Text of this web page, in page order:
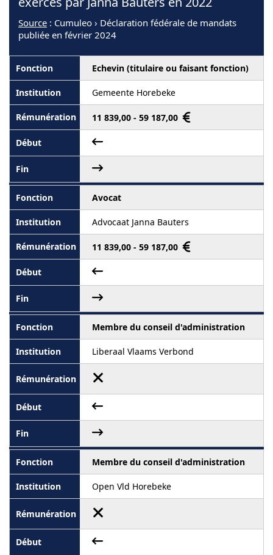
Source : Cumuleo › Déclaration fédérale de mandats
publiée en février 2024
Echevin (titulaire ou faisant fonction)
Gemeente Horebeke
11 839,00 - 59 187,00
Avocat
Advocaat Janna Bauters
11 839,00 - 59 187,00
Membre du conseil d'administration
Liberaal Vlaams Verbond
Membre du conseil d'administration
Open Vld Horebeke